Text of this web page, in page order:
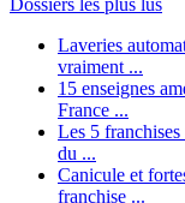
Dossiers les plus lus
Laveries
vraiment ...
15 enseignes
France ...
Les 5
du ...
Canicule et
franchise ...